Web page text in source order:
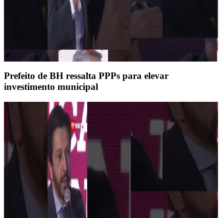
Prefeito de BH ressalta PPPs para elevar
investimento municipal